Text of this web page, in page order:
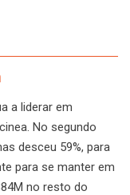
a liderar em
No segundo
desceu 59%, para
para se manter em
no resto do